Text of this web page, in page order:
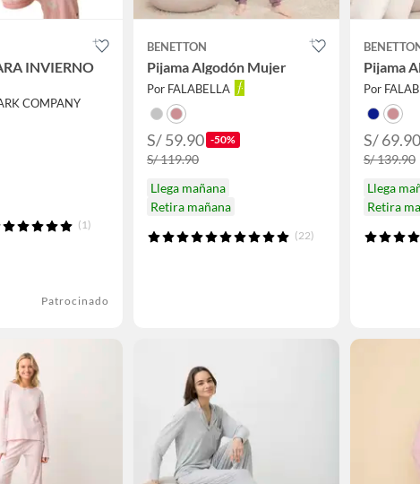
INVIERNO
COMPANY
(1)
Patrocinado
BENETTON
Pijama Algodón Mujer
Por FALABELLA
S/ 59.90 -50%
S/ 119.90
Llega mañana
Retira mañana
(22)
Pijama
Por
S/ 69.90
S/ 139.90
Llega
Retira